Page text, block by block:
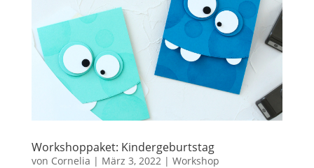
Workshoppaket: Kindergeburtstag
von Cornelia | März 3, 2022 | Workshop